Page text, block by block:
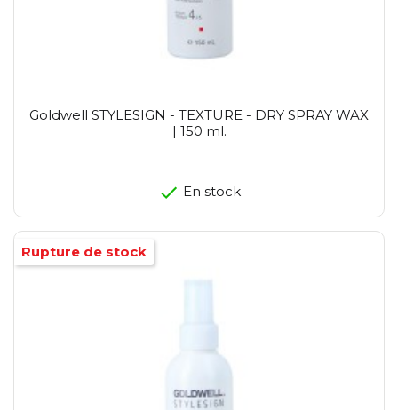
Goldwell STYLESIGN - TEXTURE - DRY SPRAY WAX
| 150 ml.
En stock
Rupture de stock